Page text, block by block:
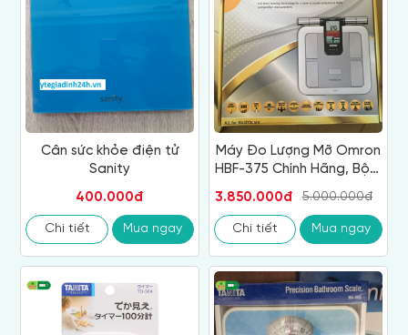
Cân sức khỏe điện tử
Sanity
400.000đ
Chi tiết Mua ngay
Máy Đo Lượng Mỡ Omron
HBF-375 Chính Hãng, Bộ Y
3.850.000đ 5.000.000đ
Chi tiết Mua ngay